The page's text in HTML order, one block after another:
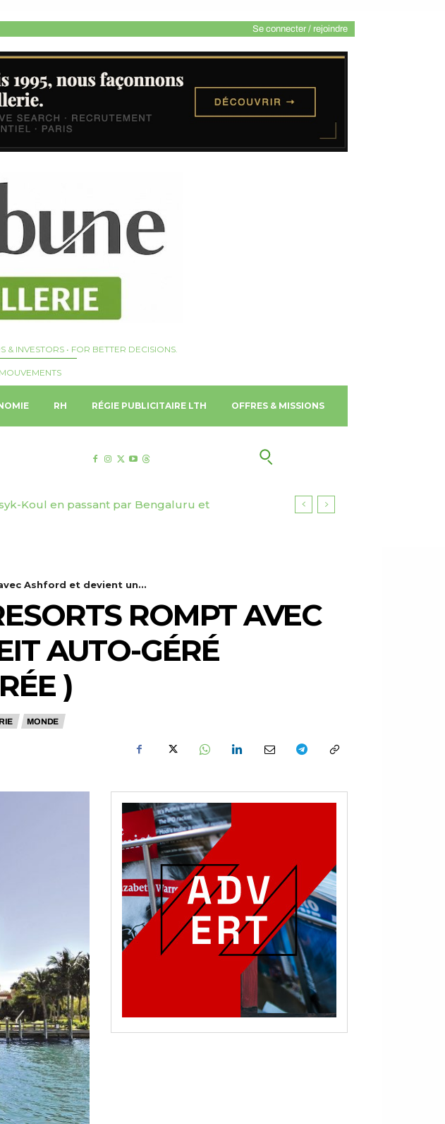
Se connecter / rejoindre
& INVESTORS • FOR BETTER DECISIONS.
RH RÉGIE PUBLICITAIRE LTH OFFRES & MISSIONS
navire avec le chantier naval
Ashford et devient un...
ROMPT AVEC
AUTO-GÉRÉ
)
MONDE